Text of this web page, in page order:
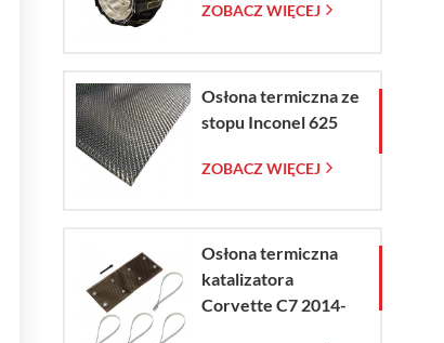
ZOBACZ WIĘCEJ
Osłona termiczna ze
stopu Inconel 625
ZOBACZ WIĘCEJ
Osłona termiczna
katalizatora
Corvette C7 2014-